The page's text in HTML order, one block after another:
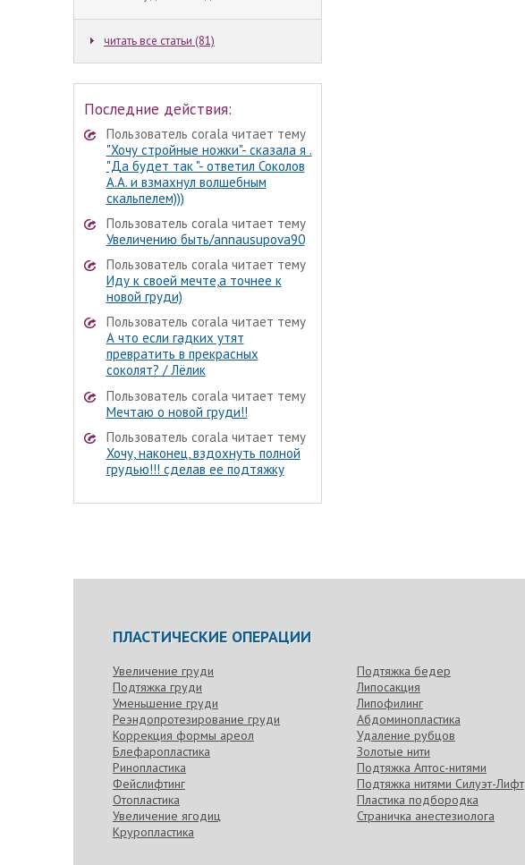
читать все статьи (81)
Последние действия:
Пользователь corala читает тему
"Хочу стройные ножки"- сказала я .
"Да будет так "- ответил Соколов
А.А. и взмахнул волшебным
скальпелем)))
Пользователь corala читает тему
Увеличению быть/annausupova90
Пользователь corala читает тему
Иду к своей мечте,а точнее к
новой груди)
Пользователь corala читает тему
А что если гадких утят
превратить в прекрасных
соколят? / Лёлик
Пользователь corala читает тему
Мечтаю о новой груди!!
Пользователь corala читает тему
Хочу, наконец, вздохнуть полной
грудью!!! сделав ее подтяжку
ПЛАСТИЧЕСКИЕ ОПЕРАЦИИ
Увеличение груди
Подтяжка груди
Уменьшение груди
Реэндопротезирование груди
Коррекция формы ареол
Блефаропластика
Ринопластика
Фейслифтинг
Отопластика
Увеличение ягодиц
Круропластика
Подтяжка бедер
Липосакция
Липофилинг
Абдоминопластика
Удаление рубцов
Золотые нити
Подтяжка Аптос-нитями
Подтяжка нитями Силуэт-Лифт
Пластика подбородка
Страничка анестезиолога